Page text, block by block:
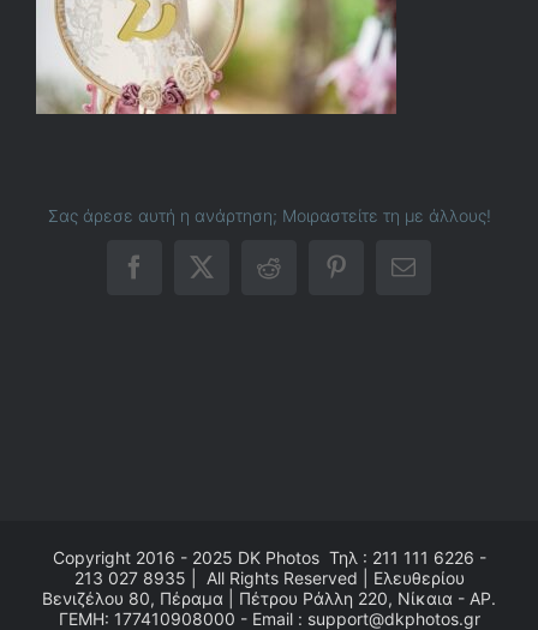
Σας άρεσε αυτή η ανάρτηση; Μοιραστείτε τη με άλλους!
Facebook
X RedditPinterestEmail
Copyright 2016 - 2025 DK PhotosΤηλ : 211 111 6226 -
213 027 8935 | All Rights Reserved | Ελευθερίου
Βενιζέλου 80, Πέραμα | Πέτρου Ράλλη 220, Νίκαια - ΑΡ.
ΓΕΜΗ: 177410908000 - Email : support@dkphotos.gr